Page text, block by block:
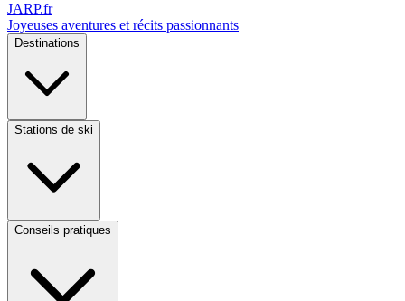
JARP.fr
Joyeuses aventures et récits passionnants
Destinations
Stations de ski
Conseils pratiques